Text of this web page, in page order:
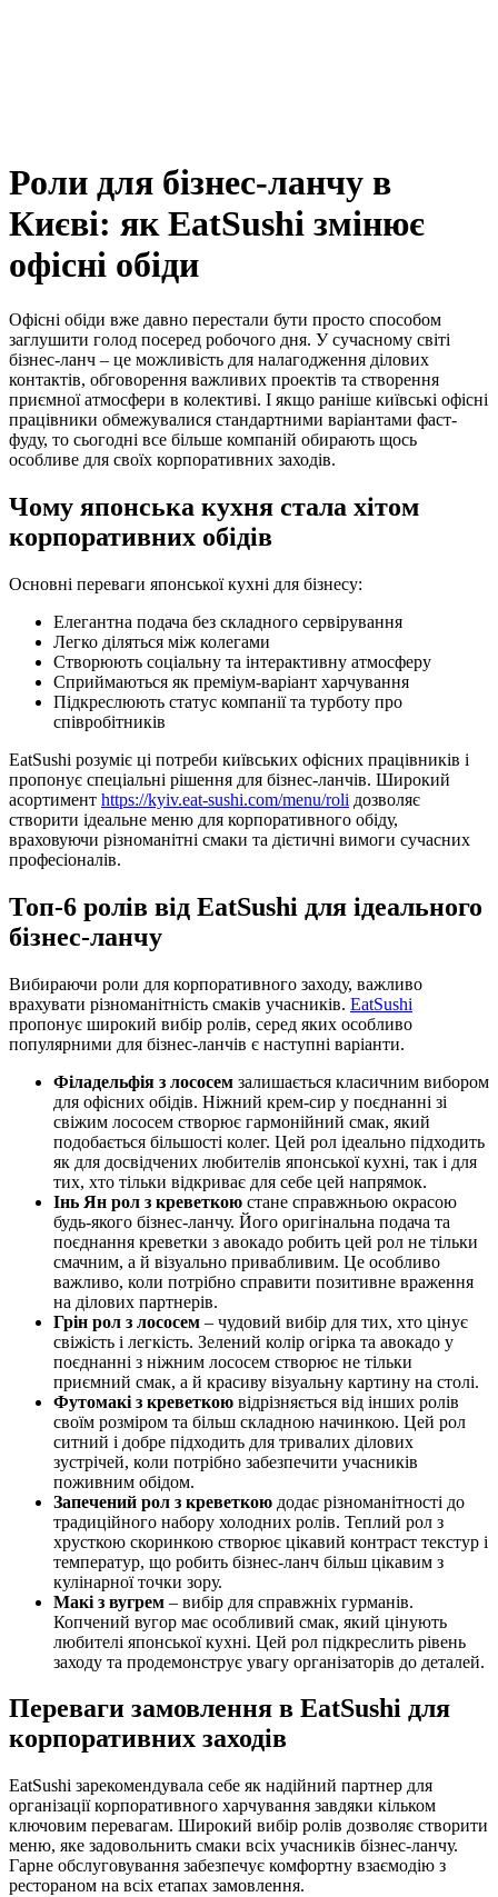
Роли для бізнес-ланчу в
Києві: як EatSushi змінює
офісні обіди
Офісні обіди вже давно перестали бути просто способом
заглушити голод посеред робочого дня. У сучасному світі
бізнес-ланч – це можливість для налагодження ділових
контактів, обговорення важливих проектів та створення
приємної атмосфери в колективі. І якщо раніше київські офісні
працівники обмежувалися стандартними варіантами фаст-
фуду, то сьогодні все більше компаній обирають щось
особливе для своїх корпоративних заходів.
Чому японська кухня стала хітом
корпоративних обідів
Основні переваги японської кухні для бізнесу:
Елегантна подача без складного сервірування
Легко діляться між колегами
Створюють соціальну та інтерактивну атмосферу
Сприймаються як преміум-варіант харчування
Підкреслюють статус компанії та турботу про
співробітників
EatSushi розуміє ці потреби київських офісних працівників і
пропонує спеціальні рішення для бізнес-ланчів. Широкий
асортимент https://kyiv.eat-sushi.com/menu/roli дозволяє
створити ідеальне меню для корпоративного обіду,
враховуючи різноманітні смаки та дієтичні вимоги сучасних
професіоналів.
Топ-6 ролів від EatSushi для ідеального
бізнес-ланчу
Вибираючи роли для корпоративного заходу, важливо
врахувати різноманітність смаків учасників. EatSushi
пропонує широкий вибір ролів, серед яких особливо
популярними для бізнес-ланчів є наступні варіанти.
Філадельфія з лососем залишається класичним вибором
для офісних обідів. Ніжний крем-сир у поєднанні зі
свіжим лососем створює гармонійний смак, який
подобається більшості колег. Цей рол ідеально підходить
як для досвідчених любителів японської кухні, так і для
тих, хто тільки відкриває для себе цей напрямок.
Інь Ян рол з креветкою стане справжньою окрасою
будь-якого бізнес-ланчу. Його оригінальна подача та
поєднання креветки з авокадо робить цей рол не тільки
смачним, а й візуально привабливим. Це особливо
важливо, коли потрібно справити позитивне враження
на ділових партнерів.
Грін рол з лососем – чудовий вибір для тих, хто цінує
свіжість і легкість. Зелений колір огірка та авокадо у
поєднанні з ніжним лососем створює не тільки
приємний смак, а й красиву візуальну картину на столі.
Футомакі з креветкою відрізняється від інших ролів
своїм розміром та більш складною начинкою. Цей рол
ситний і добре підходить для тривалих ділових
зустрічей, коли потрібно забезпечити учасників
поживним обідом.
Запечений рол з креветкою додає різноманітності до
традиційного набору холодних ролів. Теплий рол з
хрусткою скоринкою створює цікавий контраст текстур і
температур, що робить бізнес-ланч більш цікавим з
кулінарної точки зору.
Макі з вугрем – вибір для справжніх гурманів.
Копчений вугор має особливий смак, який цінують
любителі японської кухні. Цей рол підкреслить рівень
заходу та продемонструє увагу організаторів до деталей.
Переваги замовлення в EatSushi для
корпоративних заходів
EatSushi зарекомендувала себе як надійний партнер для
організації корпоративного харчування завдяки кільком
ключовим перевагам. Широкий вибір ролів дозволяє створити
меню, яке задовольнить смаки всіх учасників бізнес-ланчу.
Гарне обслуговування забезпечує комфортну взаємодію з
рестораном на всіх етапах замовлення.